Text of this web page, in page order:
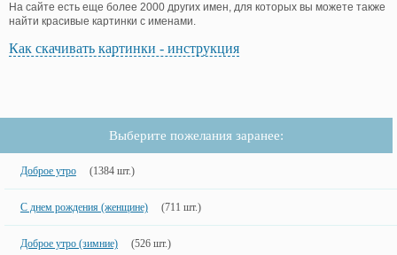
На сайте есть еще более 2000 других имен, для которых вы можете также
найти красивые картинки с именами.
Как скачивать картинки - инструкция
Выберите пожелания заранее:
Доброе утро (1384 шт.)
С днем рождения (женщине) (711 шт.)
Доброе утро (зимние) (526 шт.)